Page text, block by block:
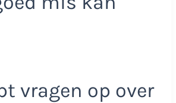
vragen op over